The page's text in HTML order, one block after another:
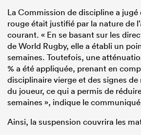
La Commission de discipline a jugé
rouge était justifié par la nature de
courant. « En se basant sur les
de World Rugby, elle a établi un
semaines. Toutefois, une
% a été appliquée, prenant en
disciplinaire vierge et des signes
du joueur, ce qui a permis de
semaines », indique le
Ainsi, la suspension couvrira les